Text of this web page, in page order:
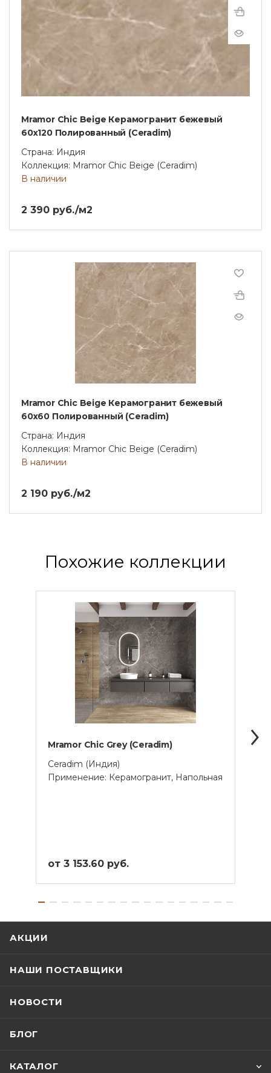
Mramor Chic Beige Керамогранит бежевый
60х120 Полированный (Ceradim)
Страна: Индия
Коллекция: Mramor Chic Beige (Ceradim)
В наличии
2 390 руб./м2
Mramor Chic Beige Керамогранит бежевый
60х60 Полированный (Ceradim)
Страна: Индия
Коллекция: Mramor Chic Beige (Ceradim)
В наличии
2 190 руб./м2
Похожие коллекции
Mramor Chic Grey (Ceradim)
Ceradim (Индия)
Применение: Керамогранит, Напольная
от 3 153.60 руб.
АКЦИИ
НАШИ ПОСТАВЩИКИ
НОВОСТИ
БЛОГ
КАТАЛОГ